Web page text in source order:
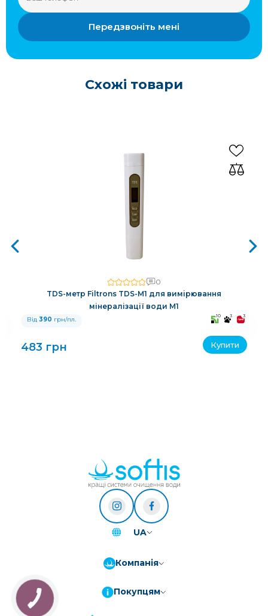
Передзвоніть мені
Схожі товари
0
TDS-метр Filtrons TDS-M1 для вимірювання
мінералізації води M1
Від 390 грн/пл. 10 3 3
483 грн Купити
UA
Компанія
Покупцям